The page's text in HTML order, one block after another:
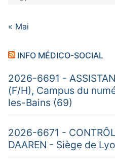
« Mai
INFO MÉDICO-SOCIAL
2026-6691 -
(F/H), Campus du
les-Bains (69)
2026-6671 -
DAAREN - Siège de